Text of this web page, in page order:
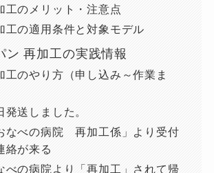
工のメリット・注意点
工の適用条件と対象モデル
ン 再加工の実践情報
工のやり方（申し込み～作業ま
発送しました。
なべの病院 再加工係」より受付
絡が来る
べの病院より「再加工」されて帰